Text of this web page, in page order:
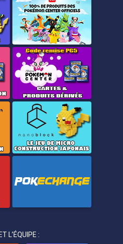
L’ÉQUIPE :